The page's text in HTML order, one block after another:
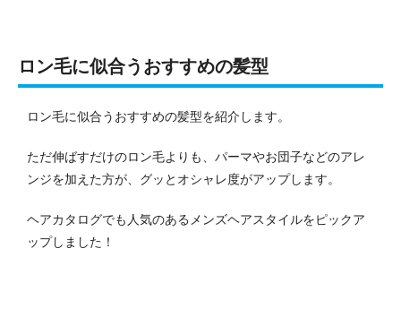
ロン毛に似合うおすすめの髪型
ロン毛に似合うおすすめの髪型を紹介します。
ただ伸ばすだけのロン毛よりも、パーマやお団子などのアレ
ンジを加えた方が、グッとオシャレ度がアップします。
ヘアカタログでも人気のあるメンズヘアスタイルをピックア
ップしました！